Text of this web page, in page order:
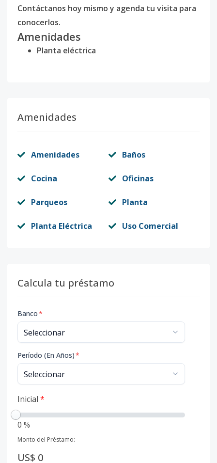
Contáctanos hoy mismo y agenda tu visita para
conocerlos.
Amenidades
Planta eléctrica
Amenidades
Amenidades Baños
Cocina Oficinas
Parqueos Planta
Planta Eléctrica Uso Comercial
Calcula tu préstamo
Banco*
Período (En Años)*
Inicial *
0 %
Monto del Préstamo:
US$ 0